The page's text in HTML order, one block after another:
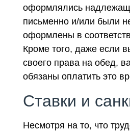
оформлялись
письменно и/или были
оформлены в
Кроме того, даже если
своего права на обед,
обязаны оплатить это
Ставки и
Несмотря на то, что